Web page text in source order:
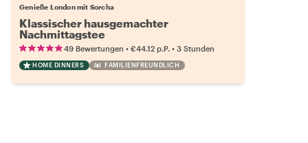
Genieße London mit Sorcha
Klassischer hausgemachter
Nachmittagstee
49 Bewertungen • €44.12 p.P. • 3 Stunden
HOME DINNERS FAMILIENFREUNDLICH